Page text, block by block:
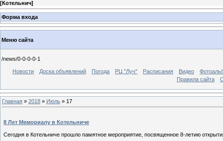
[Котельнич]
Форма входа
Меню сайта
/news/0-0-0-0-1
Новости Доска объявлений Погода РЦ "Луч" Расписания Видео
Правила сайта
Главная » 2018 » Июль » 17
8 Лет Мемориалу в Котельниче
Сегодня в Котельниче прошло памятное мероприятие, посвященное 8-летию